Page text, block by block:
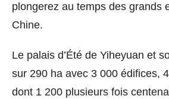
plongerez au temps des grands
Chine.
Le palais d’Été de Yiheyuan et
sur 290 ha avec 3 000 édifices,
dont 1 200 plusieurs fois